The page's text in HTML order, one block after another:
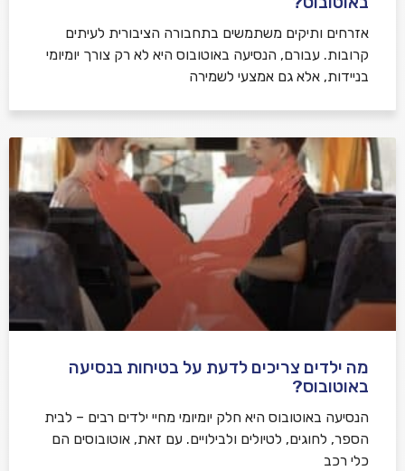
אזרחים ותיקים משתמשים בתחבורה הציבורית לעיתים
קרובות. עבורם, הנסיעה באוטובוס היא לא רק צורך יומיומי
בניידות, אלא גם אמצעי לשמירה
מה ילדים צריכים לדעת על בטיחות בנסיעה
באוטובוס?
הנסיעה באוטובוס היא חלק יומיומי מחיי ילדים רבים – לבית
הספר, לחוגים, לטיולים ולבילויים. עם זאת, אוטובוסים הם
כלי רכב